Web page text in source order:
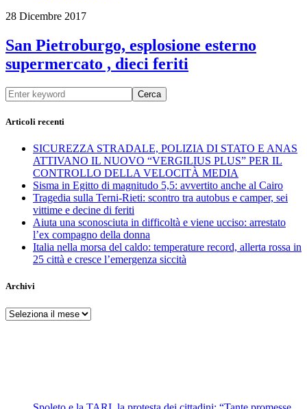
28 Dicembre 2017
San Pietroburgo, esplosione esterno
supermercato , dieci feriti
Cerca
Articoli recenti
SICUREZZA STRADALE, POLIZIA DI STATO E ANAS
ATTIVANO IL NUOVO “VERGILIUS PLUS” PER IL
CONTROLLO DELLA VELOCITÀ MEDIA
Sisma in Egitto di magnitudo 5,5: avvertito anche al Cairo
Tragedia sulla Terni-Rieti: scontro tra autobus e camper, sei
vittime e decine di feriti
Aiuta una sconosciuta in difficoltà e viene ucciso: arrestato
l’ex compagno della donna
Italia nella morsa del caldo: temperature record, allerta rossa in
25 città e cresce l’emergenza siccità
Archivi
Archivi